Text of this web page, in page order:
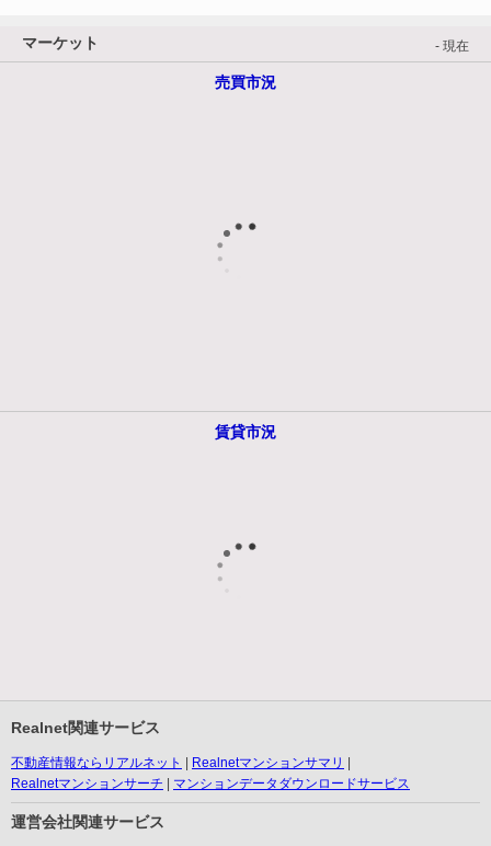
マーケット - 現在
売買市況
賃貸市況
Realnet関連サービス
不動産情報ならリアルネット
Realnetマンションサマリ
Realnetマンションサーチ
マンションデータダウンロードサービス
運営会社関連サービス